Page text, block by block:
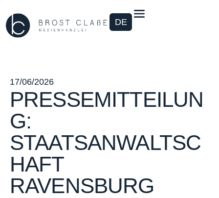
DE
17/06/2026
PRESSEMITTEILUN
G:
STAATSANWALTSC
HAFT
RAVENSBURG